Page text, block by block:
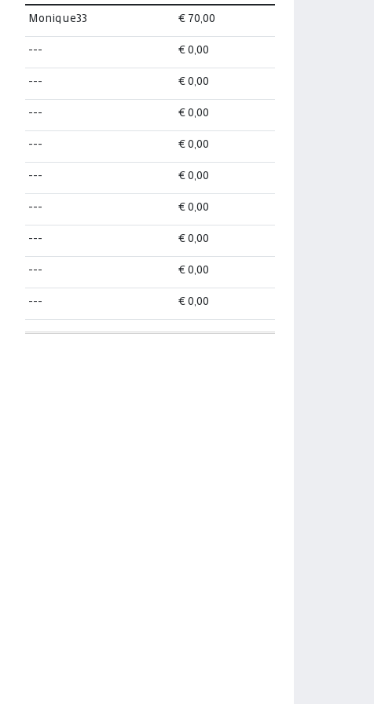
Monique33 € 70,00
--- € 0,00
--- € 0,00
--- € 0,00
--- € 0,00
--- € 0,00
--- € 0,00
--- € 0,00
--- € 0,00
--- € 0,00